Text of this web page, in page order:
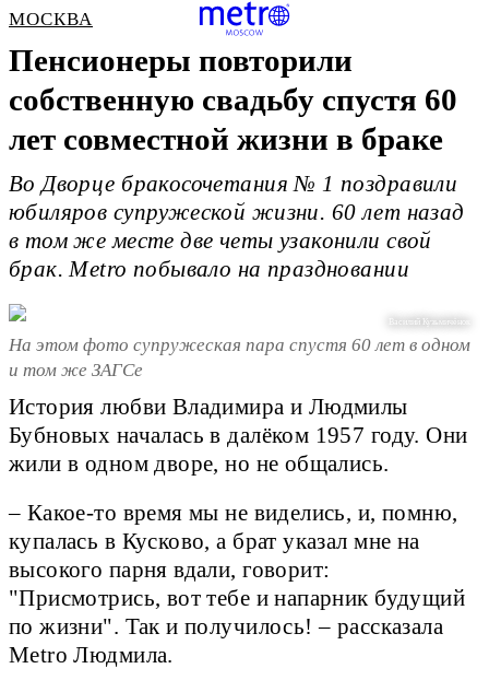
МОСКВА
Пенсионеры повторили
собственную свадьбу спустя 60
лет совместной жизни в браке
Во Дворце бракосочетания № 1 поздравили
юбиляров супружеской жизни. 60 лет назад
в том же месте две четы узаконили свой
брак. Metro побывало на праздновании
Василий Кузьмичёнок
На этом фото супружеская пара спустя 60 лет в одном
и том же ЗАГСе
История любви Владимира и Людмилы
Бубновых началась в далёком 1957 году. Они
жили в одном дворе, но не общались.
– Какое-то время мы не виделись, и, помню,
купалась в Кусково, а брат указал мне на
высокого парня вдали, говорит:
"Присмотрись, вот тебе и напарник будущий
по жизни". Так и получилось! – рассказала
Metro Людмила.